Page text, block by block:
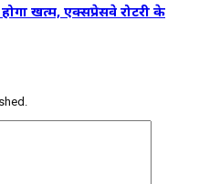
खत्म, एक्सप्रेसवे रोटरी के